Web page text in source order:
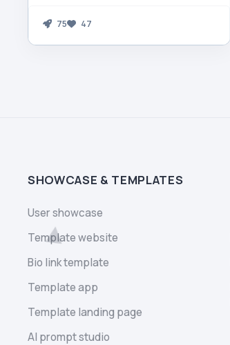
75 47
SHOWCASE & TEMPLATES
User showcase
Template website
Bio link template
Template app
Template landing page
AI prompt studio